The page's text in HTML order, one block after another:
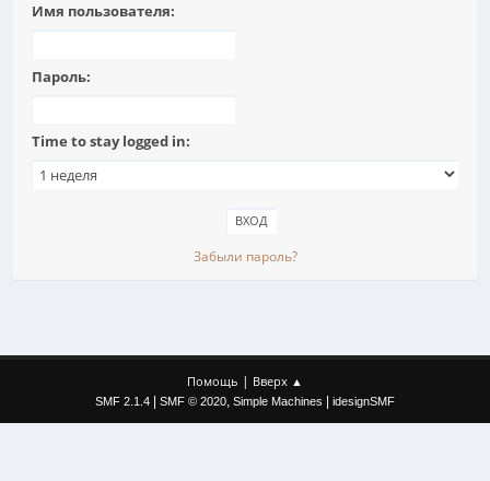
Имя пользователя:
Пароль:
Time to stay logged in:
Забыли пароль?
Помощь | Вверх ▲
SMF 2.1.4 SMF © 2020, Simple Machines idesignSMF